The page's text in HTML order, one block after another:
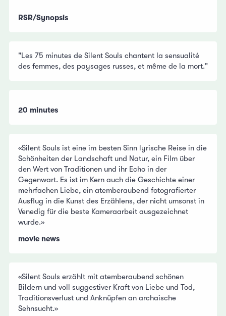
RSR/Synopsis
"Les 75 minutes de Silent Souls chantent la sensualité
des femmes, des paysages russes, et même de la mort."
20 minutes
«Silent Souls ist eine im besten Sinn lyrische Reise in die
Schönheiten der Landschaft und Natur, ein Film über
den Wert von Traditionen und ihr Echo in der
Gegenwart. Es ist im Kern auch die Geschichte einer
mehrfachen Liebe, ein atemberaubend fotografierter
Ausflug in die Kunst des Erzählens, der nicht umsonst in
Venedig für die beste Kameraarbeit ausgezeichnet
wurde.»
movie news
«Silent Souls erzählt mit atemberaubend schönen
Bildern und voll suggestiver Kraft von Liebe und Tod,
Traditionsverlust und Anknüpfen an archaische
Sehnsucht.»